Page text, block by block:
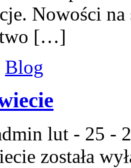
Nowości
[…]
Blog
lut - 25 -
została